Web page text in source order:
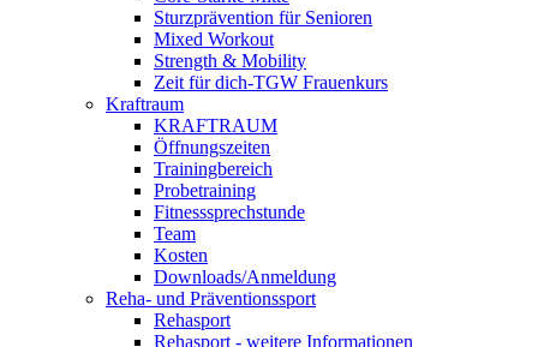
Sturzprävention für Senioren
Mixed Workout
Strength & Mobility
Zeit für dich-TGW Frauenkurs
Kraftraum
KRAFTRAUM
Öffnungszeiten
Trainingbereich
Probetraining
Fitnesssprechstunde
Team
Kosten
Downloads/Anmeldung
Reha- und Präventionssport
Rehasport
Rehasport - weitere Informationen